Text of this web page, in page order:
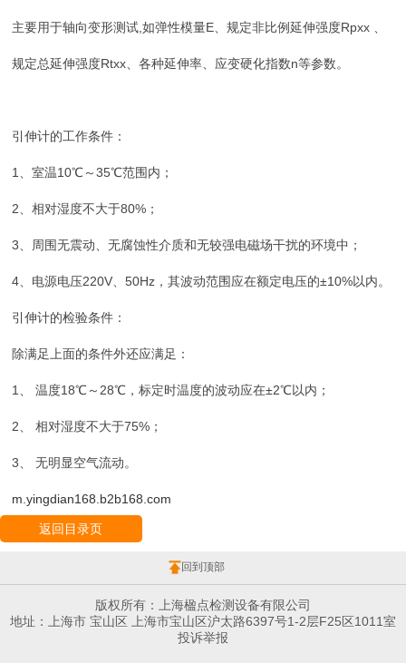
主要用于轴向变形测试,如弹性模量E、规定非比例延伸强度Rpxx 、
规定总延伸强度Rtxx、各种延伸率、应变硬化指数n等参数。
引伸计的工作条件：
1、室温10℃～35℃范围内；
2、相对湿度不大于80%；
3、周围无震动、无腐蚀性介质和无较强电磁场干扰的环境中；
4、电源电压220V、50Hz，其波动范围应在额定电压的±10%以内。
引伸计的检验条件：
除满足上面的条件外还应满足：
1、 温度18℃～28℃，标定时温度的波动应在±2℃以内；
2、 相对湿度不大于75%；
3、 无明显空气流动。
m.yingdian168.b2b168.com
返回目录页
回到顶部
版权所有：上海楹点检测设备有限公司
地址：上海市 宝山区 上海市宝山区沪太路6397号1-2层F25区1011室
投诉举报